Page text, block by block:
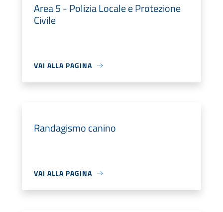
Area 5 - Polizia Locale e Protezione
Civile
VAI ALLA PAGINA
Randagismo canino
VAI ALLA PAGINA